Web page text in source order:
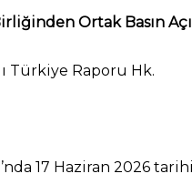
Ortak Basın
Türkiye Raporu Hk.
17 Haziran 2026